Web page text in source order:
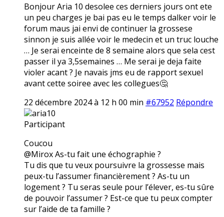
Bonjour Aria 10 desolee ces derniers jours ont ete
un peu charges je bai pas eu le temps dalker voir le
forum maus jai envi de continuer la grossese
sinnon je suis allée voir le medecin et un truc louche
… Je serai enceinte de 8 semaine alors que sela cest
passer il ya 3,5semaines … Me serai je deja faite
violer acant ? Je navais jms eu de rapport sexuel
avant cette soiree avec les collegues🤔
22 décembre 2024 à 12 h 00 min #67952 Répondre
aria10
Participant
Coucou
@Mirox As-tu fait une échographie ?
Tu dis que tu veux poursuivre la grossesse mais
peux-tu l’assumer financièrement ? As-tu un
logement ? Tu seras seule pour l’élever, es-tu sûre
de pouvoir l’assumer ? Est-ce que tu peux compter
sur l’aide de ta famille ?